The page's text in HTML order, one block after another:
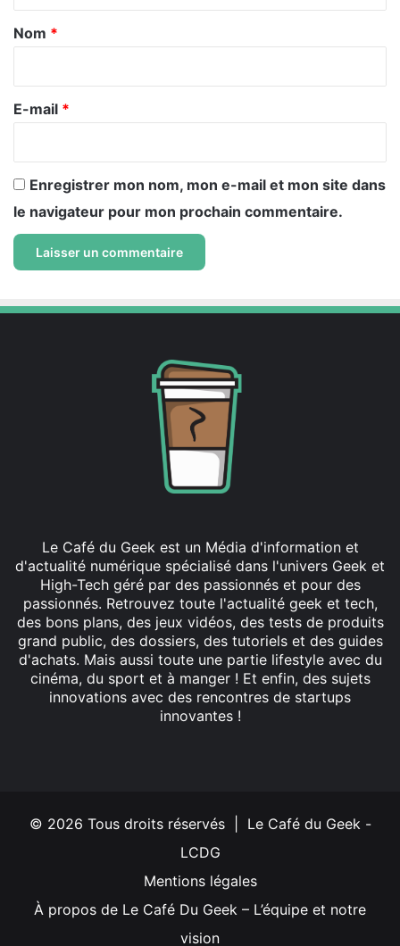
a
e
Nom *
E-mail *
Enregistrer mon nom, mon e-mail et mon site dans
le navigateur pour mon prochain commentaire.
Le Café du Geek est un Média d'information et
d'actualité numérique spécialisé dans l'univers Geek et
High-Tech géré par des passionnés et pour des
passionnés. Retrouvez toute l'actualité geek et tech,
des bons plans, des jeux vidéos, des tests de produits
grand public, des dossiers, des tutoriels et des guides
d'achats. Mais aussi toute une partie lifestyle avec du
cinéma, du sport et à manger ! Et enfin, des sujets
innovations avec des rencontres de startups
innovantes !
© 2026 Tous droits réservés | Le Café du Geek -
LCDG
Mentions légales
À propos de Le Café Du Geek – L’équipe et notre
vision